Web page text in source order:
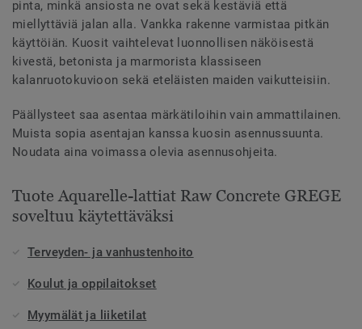
pinta, minkä ansiosta ne ovat sekä kestäviä että
miellyttäviä jalan alla. Vankka rakenne varmistaa pitkän
käyttöiän. Kuosit vaihtelevat luonnollisen näköisestä
kivestä, betonista ja marmorista klassiseen
kalanruotokuvioon sekä eteläisten maiden vaikutteisiin.
Päällysteet saa asentaa märkätiloihin vain ammattilainen.
Muista sopia asentajan kanssa kuosin asennussuunta.
Noudata aina voimassa olevia asennusohjeita.
Tuote Aquarelle-lattiat Raw Concrete GREGE
soveltuu käytettäväksi
Terveyden- ja vanhustenhoito
Koulut ja oppilaitokset
Myymälät ja liiketilat